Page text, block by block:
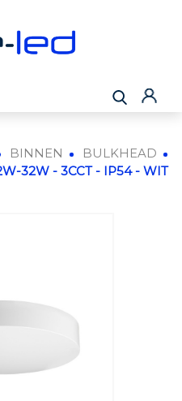
BINNEN
BULKHEAD
32W - 3CCT - IP54 - WIT